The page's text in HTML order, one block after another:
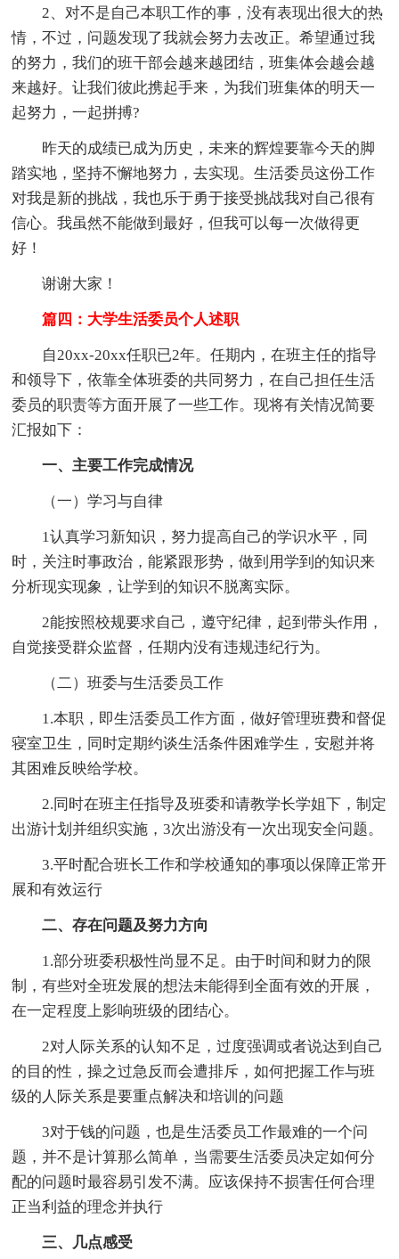
2、对不是自己本职工作的事，没有表现出很大的热
情，不过，问题发现了我就会努力去改正。希望通过我
的努力，我们的班干部会越来越团结，班集体会越会越
来越好。让我们彼此携起手来，为我们班集体的明天一
起努力，一起拼搏?
昨天的成绩已成为历史，未来的辉煌要靠今天的脚
踏实地，坚持不懈地努力，去实现。生活委员这份工作
对我是新的挑战，我也乐于勇于接受挑战我对自己很有
信心。我虽然不能做到最好，但我可以每一次做得更
好！
谢谢大家！
篇四：大学生活委员个人述职
自20xx-20xx任职已2年。任期内，在班主任的指导
和领导下，依靠全体班委的共同努力，在自己担任生活
委员的职责等方面开展了一些工作。现将有关情况简要
汇报如下：
一、主要工作完成情况
（一）学习与自律
1认真学习新知识，努力提高自己的学识水平，同
时，关注时事政治，能紧跟形势，做到用学到的知识来
分析现实现象，让学到的知识不脱离实际。
2能按照校规要求自己，遵守纪律，起到带头作用，
自觉接受群众监督，任期内没有违规违纪行为。
（二）班委与生活委员工作
1.本职，即生活委员工作方面，做好管理班费和督促
寝室卫生，同时定期约谈生活条件困难学生，安慰并将
其困难反映给学校。
2.同时在班主任指导及班委和请教学长学姐下，制定
出游计划并组织实施，3次出游没有一次出现安全问题。
3.平时配合班长工作和学校通知的事项以保障正常开
展和有效运行
二、存在问题及努力方向
1.部分班委积极性尚显不足。由于时间和财力的限
制，有些对全班发展的想法未能得到全面有效的开展，
在一定程度上影响班级的团结心。
2对人际关系的认知不足，过度强调或者说达到自己
的目的性，操之过急反而会遭排斥，如何把握工作与班
级的人际关系是要重点解决和培训的问题
3对于钱的问题，也是生活委员工作最难的一个问
题，并不是计算那么简单，当需要生活委员决定如何分
配的问题时最容易引发不满。应该保持不损害任何合理
正当利益的理念并执行
三、几点感受